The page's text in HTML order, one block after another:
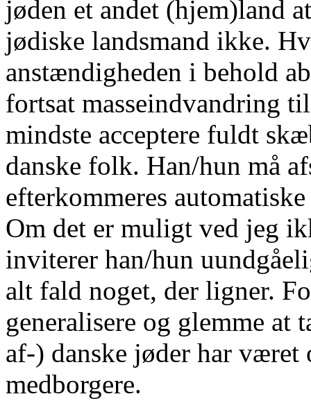
jøden et andet (hjem)land
jødiske landsmand ikke.
anstændigheden i behold
fortsat masseindvandring
mindste acceptere fuldt
danske folk. Han/hun må
efterkommeres
Om det er muligt ved jeg
inviterer han/hun
alt fald noget, der ligner.
generalisere og glemme at
af-) danske jøder har været
medborgere.